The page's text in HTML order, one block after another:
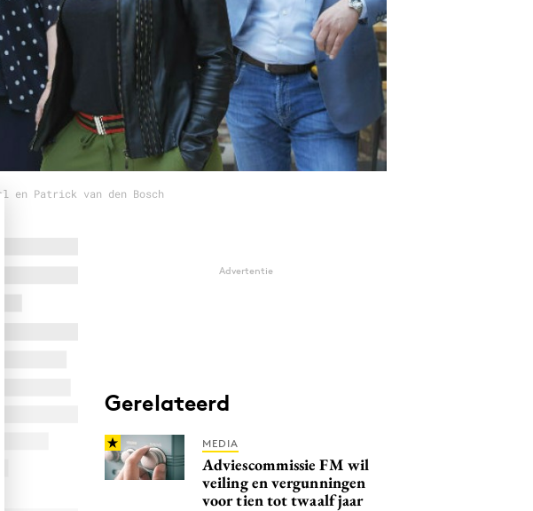
en Patrick van den Bosch
Advertentie
Gerelateerd
MEDIA
Adviescommissie FM wil
veiling en vergunningen
voor tien tot twaalf jaar